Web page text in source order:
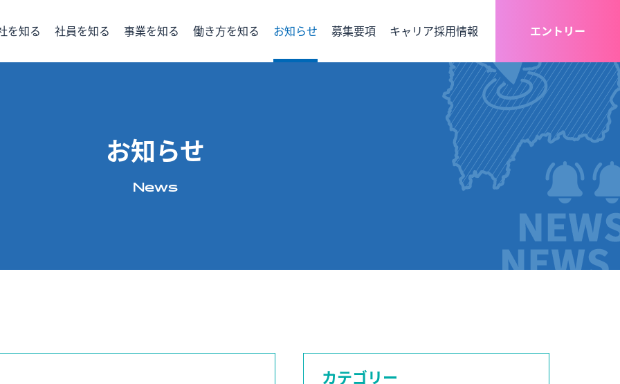
を知る 社員を知る 事業を知る 働き⽅を知る お知らせ 募集要項 キャリア採用情報
経理 DX
エントリー
お知らせ
News
カテゴリー